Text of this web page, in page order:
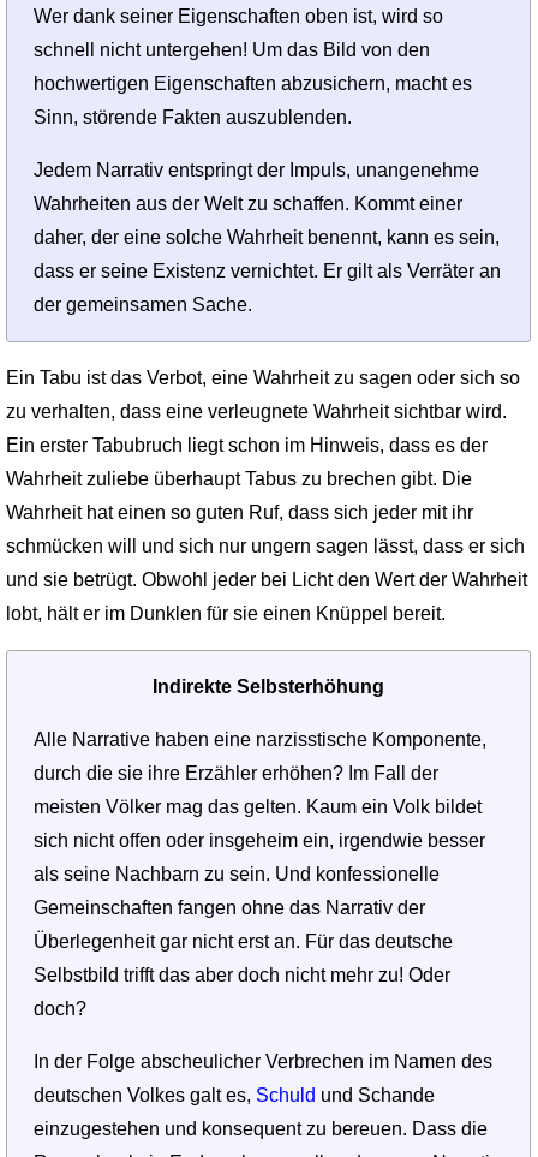
Wer dank seiner Eigenschaften oben ist, wird so
schnell nicht untergehen! Um das Bild von den
hochwertigen Eigenschaften abzusichern, macht es
Sinn, störende Fakten auszublenden.
Jedem Narrativ entspringt der Impuls, unangenehme
Wahrheiten aus der Welt zu schaffen. Kommt einer
daher, der eine solche Wahrheit benennt, kann es sein,
dass er seine Existenz vernichtet. Er gilt als Verräter an
der gemeinsamen Sache.
Ein Tabu ist das Verbot, eine Wahrheit zu sagen oder sich so
zu verhalten, dass eine verleugnete Wahrheit sichtbar wird.
Ein erster Tabubruch liegt schon im Hinweis, dass es der
Wahrheit zuliebe überhaupt Tabus zu brechen gibt. Die
Wahrheit hat einen so guten Ruf, dass sich jeder mit ihr
schmücken will und sich nur ungern sagen lässt, dass er sich
und sie betrügt. Obwohl jeder bei Licht den Wert der Wahrheit
lobt, hält er im Dunklen für sie einen Knüppel bereit.
Indirekte Selbsterhöhung
Alle Narrative haben eine narzisstische Komponente,
durch die sie ihre Erzähler erhöhen? Im Fall der
meisten Völker mag das gelten. Kaum ein Volk bildet
sich nicht offen oder insgeheim ein, irgendwie besser
als seine Nachbarn zu sein. Und konfessionelle
Gemeinschaften fangen ohne das Narrativ der
Überlegenheit gar nicht erst an. Für das deutsche
Selbstbild trifft das aber doch nicht mehr zu! Oder
doch?
In der Folge abscheulicher Verbrechen im Namen des
deutschen Volkes galt es, Schuld und Schande
einzugestehen und konsequent zu bereuen. Dass die